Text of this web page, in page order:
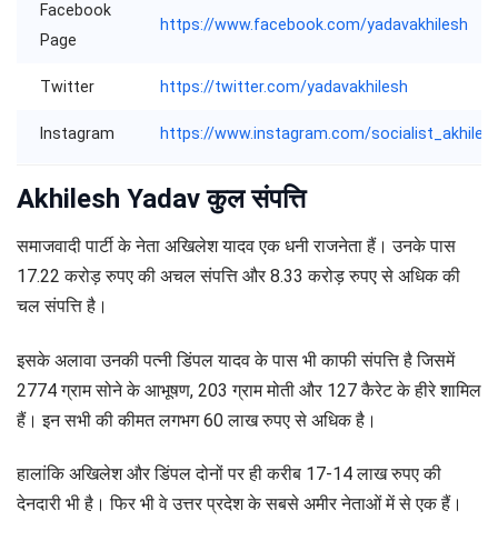
Facebook
Page
https://www.facebook.com/yadavakhilesh
Twitter https://twitter.com/yadavakhilesh
Instagram https://www.instagram.com/
Akhilesh Yadav कुल संपत्ति
समाजवादी पार्टी के नेता अखिलेश यादव एक धनी राजनेता हैं। उनके पास
17.22 करोड़ रुपए की अचल संपत्ति और 8.33 करोड़ रुपए से अधिक की
चल संपत्ति है।
इसके अलावा उनकी पत्नी डिंपल यादव के पास भी काफी संपत्ति है जिसमें
2774 ग्राम सोने के आभूषण, 203 ग्राम मोती और 127 कैरेट के हीरे शामिल
हैं। इन सभी की कीमत लगभग 60 लाख रुपए से अधिक है।
हालांकि अखिलेश और डिंपल दोनों पर ही करीब 17-14 लाख रुपए की
देनदारी भी है। फिर भी वे उत्तर प्रदेश के सबसे अमीर नेताओं में से एक हैं।